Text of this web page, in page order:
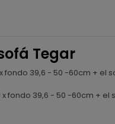
Tegar
fondo 39,6 - 50 -60cm + el
fondo 39,6 - 50 -60cm +